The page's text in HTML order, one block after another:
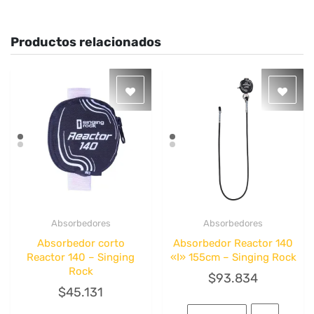
Productos relacionados
Absorbedores
Absorbedor corto
Reactor 140 – Singing
Rock
$45.131
Absorbedores
Absorbedor Reactor 140
«I» 155cm – Singing Rock
$93.834